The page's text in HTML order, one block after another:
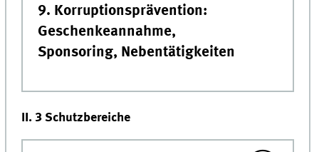
9. Korruptionsprävention:
Geschenkeannahme,
Sponsoring, Nebentätigkeiten
II. 3 Schutzbereiche